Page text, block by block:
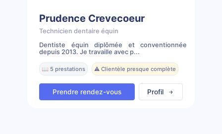
Prudence Crevecoeur
Technicien dentaire équin
Dentiste équin diplômée et conventionnée
depuis 2013. Je travaille avec p...
📖 5 prestations ⚠️ Clientèle presque complète
Prendre rendez-vous Profil